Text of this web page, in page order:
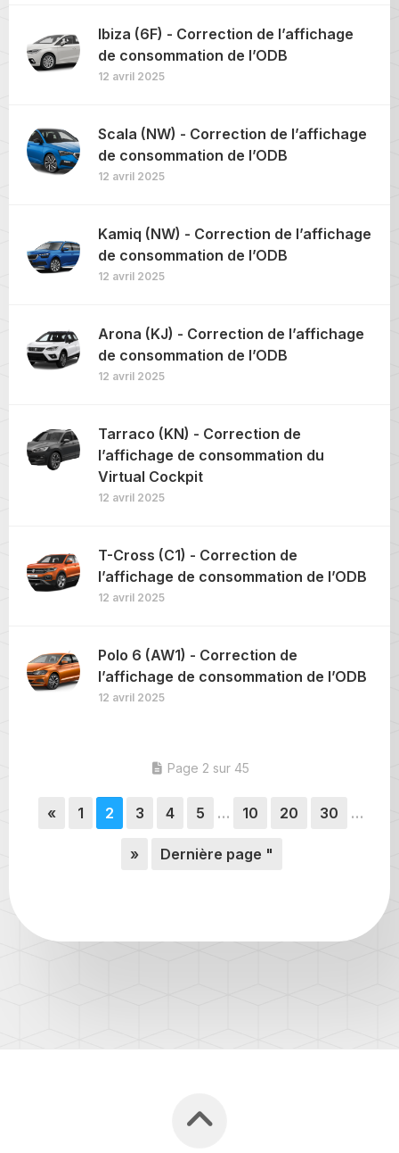
Ibiza (6F) - Correction de l’affichage
de consommation de l’ODB
12 avril 2025
Scala (NW) - Correction de l’affichage
de consommation de l’ODB
12 avril 2025
Kamiq (NW) - Correction de l’affichage
de consommation de l’ODB
12 avril 2025
Arona (KJ) - Correction de l’affichage
de consommation de l’ODB
12 avril 2025
Tarraco (KN) - Correction de
l’affichage de consommation du
Virtual Cockpit
12 avril 2025
T-Cross (C1) - Correction de
l’affichage de consommation de l’ODB
12 avril 2025
Polo 6 (AW1) - Correction de
l’affichage de consommation de l’ODB
12 avril 2025
Page 2 sur 45
« 1 2 3 4 5 … 10 20 30 …
» Dernière page "